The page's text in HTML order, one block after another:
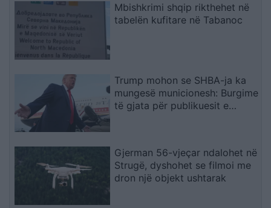
Mbishkrimi shqip rikthehet në
tabelën kufitare në Tabanoc
Trump mohon se SHBA-ja ka
mungesë municionesh: Burgime
të gjata për publikuesit e
Gjerman 56-vjeçar ndalohet në
Strugë, dyshohet se filmoi me
dron një objekt ushtarak